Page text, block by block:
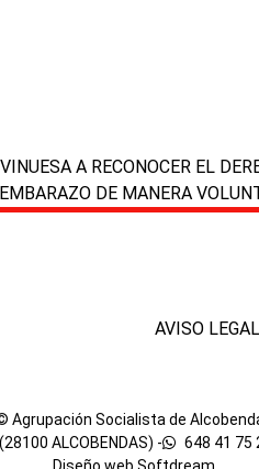
A RECONOCER EL
DE MANERA
AVISO LEGAL
Agrupación Socialista de
ALCOBENDAS) -
648 41 75
Diseño webSoftdream